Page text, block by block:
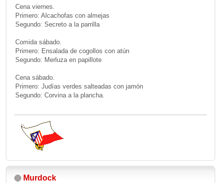
Cena viernes.
Primero: Alcachofas con almejas
Segundo: Secreto a la parrilla
Comida sábado.
Primero: Ensalada de cogollos con atún
Segundo: Merluza en papillote
Cena sábado.
Primero: Judías verdes salteadas con jamón
Segundo: Corvina a la plancha.
Murdock